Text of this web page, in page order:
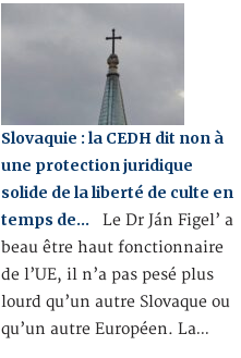
Slovaquie : la CEDH dit non à
une protection juridique
solide de la liberté de culte en
temps de… Le Dr Ján Figel’ a
beau être haut fonctionnaire
de l’UE, il n’a pas pesé plus
lourd qu’un autre Slovaque ou
qu’un autre Européen. La…